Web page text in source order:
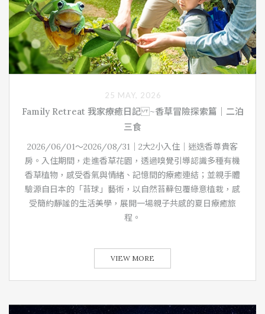
Family Retreat 我家療癒日記 ~香草冒險探索篇｜二泊
三食
2026/06/01～2026/08/31｜2大2小入住｜迷迭香尊貴客
房。入住期間，走進香草花園，透過嗅覺引導認識多種有機
香草植物，感受香氣與情緒、記憶間的療癒連結；並親手體
驗源自日本的「苔球」藝術，以自然苔蘚包覆綠意植栽，感
受簡約靜謐的生活美學，展開一場親子共感的夏日療癒旅
程。
25 MAY, 2026
VIEW MORE